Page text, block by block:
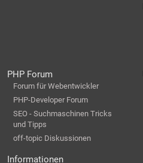
PHP Forum
Forum für Webentwickler
PHP-Developer Forum
SEO - Suchmaschinen Tricks
und Tipps
off-topic Diskussionen
Informationen